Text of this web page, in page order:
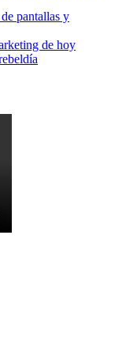
pantallas y
de hoy